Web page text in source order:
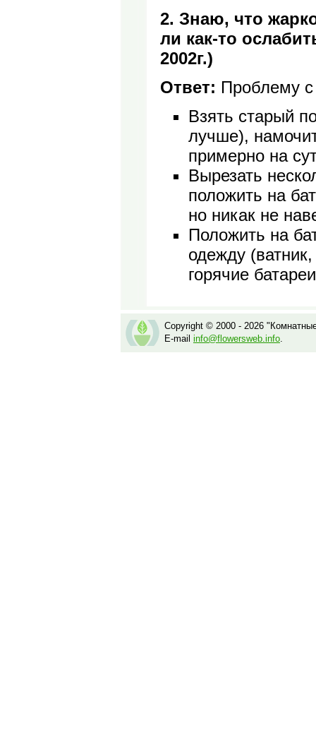
2. Знаю, что
ли как-то
2002г.)
Ответ: Проблему
Взять старый
лучше),
примерно на
Вырезать
положить на
но никак не
Положить на
одежду (ватник,
горячие
Copyright © 2000 - 2026
E-mail info@flowersweb.info.